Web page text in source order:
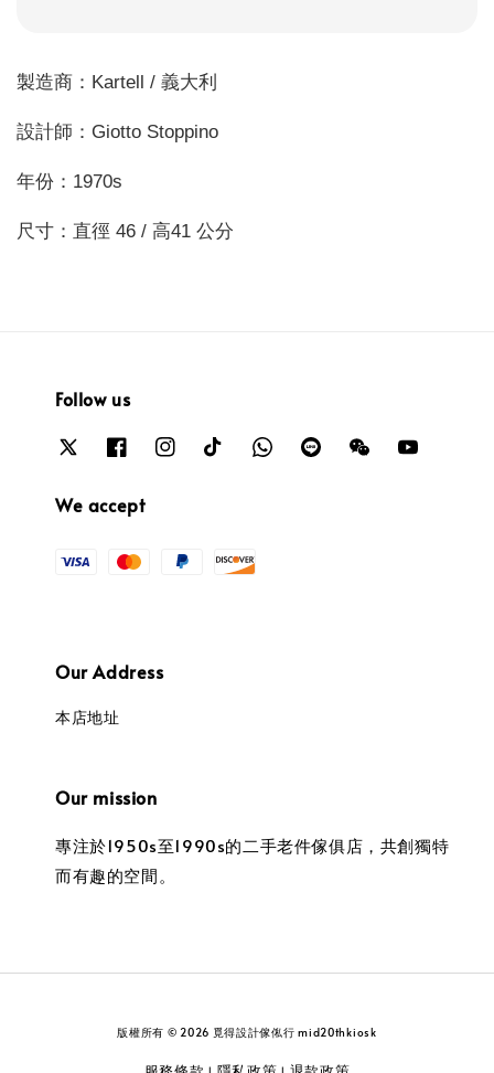
製造商：Kartell / 義大利
設計師：Giotto Stoppino
年份：1970s
尺寸：直徑 46 / 高41 公分
Follow us
We accept
Our Address
本店地址
Our mission
專注於1950s至1990s的二手老件傢俱店，共創獨特
而有趣的空間。
版權所有 © 2026 覓得設計傢俬行 mid20thkiosk